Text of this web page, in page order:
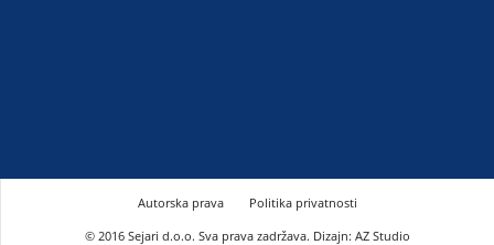
Autorska prava
Politika privatnosti
© 2016 Sejari d.o.o. Sva prava zadržava. Dizajn: AZ Studio